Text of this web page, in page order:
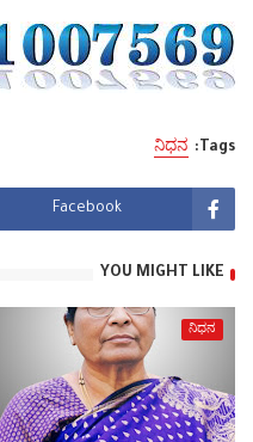
Tags:
ನಿಧನ
Facebook
YOU MIGHT LIKE
ನಿಧನ